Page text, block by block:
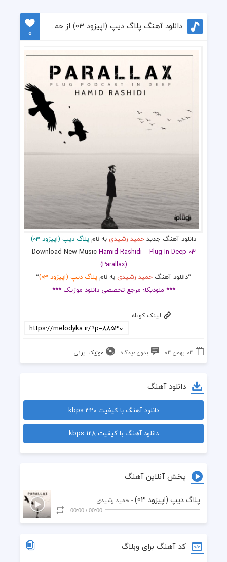
دانلود آهنگ پلاگ دیپ (اپیزود 03) از حمید رشیدی
0
دانلود آهنگ جدیدحمید رشیدی به نامپلاگ دیپ (اپیزود 03)
Download New MusicHamid Rashidi–Plug In Deep 03
(Parallax)
“دانلود آهنگ حمید رشیدی به نامپلاگ دیپ (اپیزود 03)
“
*** ملودیکا؛ مرجع تخصصی دانلود موزیک ***
لینک کوتاه
۰۳ بهمن ۰۳ بدون دیدگاه موزیک ایرانی
دانلود آهنگ
دانلود آهنگ با کیفیت 320 kbps
دانلود آهنگ با کیفیت 128 kbps
پخش آنلاین آهنگ
پلاگ دیپ (اپیزود 03) - حمید رشیدی
00:00
/
00:00
کد آهنگ برای وبلاگ